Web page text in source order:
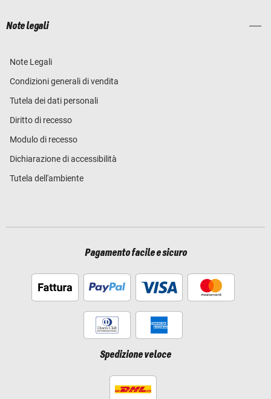
Note legali
Note Legali
Condizioni generali di vendita
Tutela dei dati personali
Diritto di recesso
Modulo di recesso
Dichiarazione di accessibilità
Tutela dell'ambiente
Pagamento facile e sicuro
Spedizione veloce